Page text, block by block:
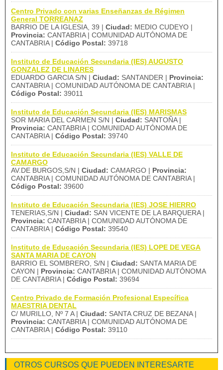
Centro Privado con varias Enseñanzas de Régimen
General TORREANAZ
BARRIO DE LA IGLESIA, 39 | Ciudad: MEDIO CUDEYO |
Provincia: CANTABRIA | COMUNIDAD AUTÓNOMA DE
CANTABRIA | Código Postal: 39718
Instituto de Educación Secundaria (IES) AUGUSTO
GONZALEZ DE LINARES
EDUARDO GARCIA S/N | Ciudad: SANTANDER | Provincia:
CANTABRIA | COMUNIDAD AUTÓNOMA DE CANTABRIA |
Código Postal: 39011
Instituto de Educación Secundaria (IES) MARISMAS
SOR MARIA DEL CARMEN S/N | Ciudad: SANTOÑA |
Provincia: CANTABRIA | COMUNIDAD AUTÓNOMA DE
CANTABRIA | Código Postal: 39740
Instituto de Educación Secundaria (IES) VALLE DE
CAMARGO
AV.DE BURGOS,S/N | Ciudad: CAMARGO | Provincia:
CANTABRIA | COMUNIDAD AUTÓNOMA DE CANTABRIA |
Código Postal: 39600
Instituto de Educación Secundaria (IES) JOSE HIERRO
TENERIAS,S/N | Ciudad: SAN VICENTE DE LA BARQUERA |
Provincia: CANTABRIA | COMUNIDAD AUTÓNOMA DE
CANTABRIA | Código Postal: 39540
Instituto de Educación Secundaria (IES) LOPE DE VEGA
SANTA MARIA DE CAYON
BARRIO EL SOMBRERO, S/N | Ciudad: SANTA MARIA DE
CAYON | Provincia: CANTABRIA | COMUNIDAD AUTÓNOMA
DE CANTABRIA | Código Postal: 39694
Centro Privado de Formación Profesional Específica
MAESTRIA DENTAL
C/ MURILLO, Nº 7 A | Ciudad: SANTA CRUZ DE BEZANA |
Provincia: CANTABRIA | COMUNIDAD AUTÓNOMA DE
CANTABRIA | Código Postal: 39110
OTROS CURSOS QUE PUEDEN INTERESARTE